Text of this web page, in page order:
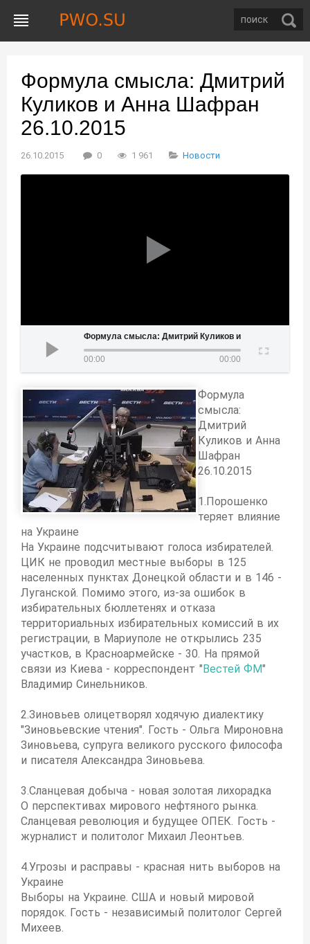
Формула смысла: Дмитрий
Куликов и Анна Шафран
26.10.2015
26.10.2015 0 1 961 Новости
смысла: Дмитрий Куликов и Анна Шафран 26.10.2015
00:00 00:00
Формула
смысла:
Дмитрий
Куликов и Анна
Шафран
26.10.2015
1.Порошенко
теряет влияние
на Украине
На Украине подсчитывают голоса избирателей.
ЦИК не проводил местные выборы в 125
населенных пунктах Донецкой области и в 146 -
Луганской. Помимо этого, из-за ошибок в
избирательных бюллетенях и отказа
территориальных избирательных комиссий в их
регистрации, в Мариуполе не открылись 235
участков, в Красноармейске - 30. На прямой
связи из Киева - корреспондент " Вестей ФМ"
Владимир Синельников.
2.Зиновьев олицетворял ходячую диалектику
"Зиновьевские чтения". Гость - Ольга Мироновна
Зиновьева, супруга великого русского философа
и писателя Александра Зиновьева.
3.Сланцевая добыча - новая золотая лихорадка
О перспективах мирового нефтяного рынка.
Сланцевая революция и будущее ОПЕК. Гость -
журналист и политолог Михаил Леонтьев.
4.Угрозы и расправы - красная нить выборов на
Украине
Выборы на Украине. США и новый мировой
порядок. Гость - независимый политолог Сергей
Михеев.